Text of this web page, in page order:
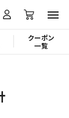
クーポン
一覧